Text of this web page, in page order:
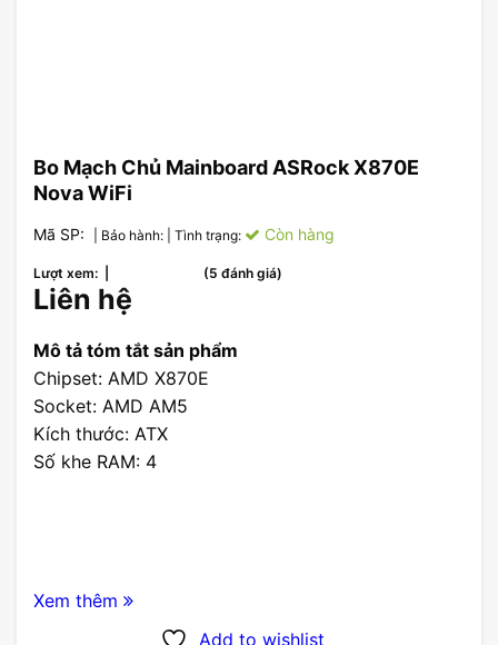
Bo Mạch Chủ Mainboard ASRock X870E
Nova WiFi
Mã SP: | Bảo hành: | Tình trạng: Còn hàng
Lượt xem: | (5 đánh giá)
Liên hệ
Mô tả tóm tắt sản phẩm
Chipset: AMD X870E
Socket: AMD AM5
Kích thước: ATX
Số khe RAM: 4
Xem thêm
Add to wishlist